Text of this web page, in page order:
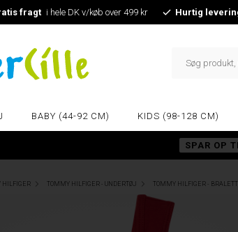
fragt i hele DK v/køb over 499 kr Hurtig
BABY (44-92 CM) KIDS (98-128 CM)
SPAR OP
HILFIGER TOMMY HILFIGER - UNDERTØJ TOMMY HILFIGER -